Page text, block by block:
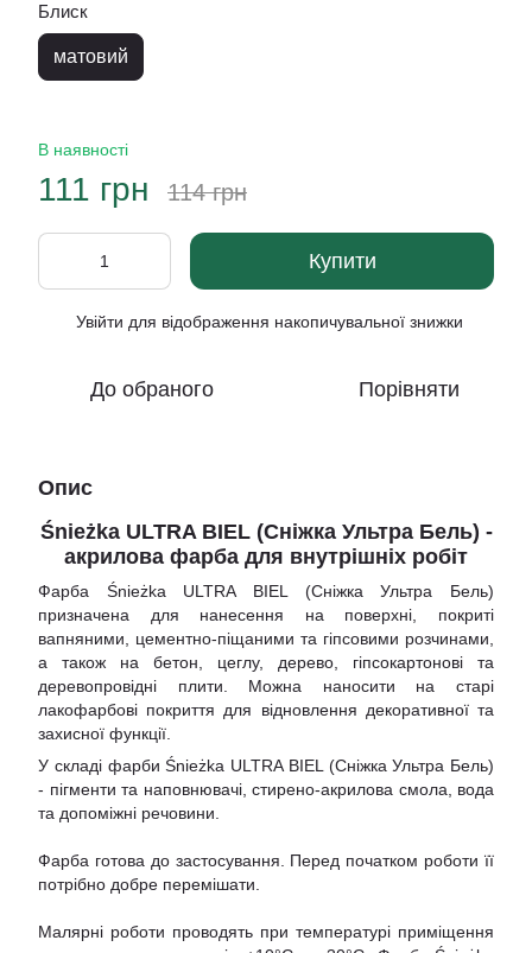
Блиск
матовий
В наявності
111 грн 114 грн
Купити
Увійти для відображення накопичувальної знижки
До обраного Порівняти
Опис
Śnieżka ULTRA BIEL (Сніжка Ультра Бель) -
акрилова фарба для внутрішніх робіт
Фарба Śnieżka ULTRA BIEL (Сніжка Ультра Бель)
призначена для нанесення на поверхні, покриті
вапняними, цементно-піщаними та гіпсовими розчинами,
а також на бетон, цеглу, дерево, гіпсокартонові та
деревопровідні плити. Можна наносити на старі
лакофарбові покриття для відновлення декоративної та
захисної функції.
У складі фарби Śnieżka ULTRA BIEL (Сніжка Ультра Бель)
- пігменти та наповнювачі, стирено-акрилова смола, вода
та допоміжні речовини.
Фарба готова до застосування. Перед початком роботи її
потрібно добре перемішати.
Малярні роботи проводять при температурі приміщення